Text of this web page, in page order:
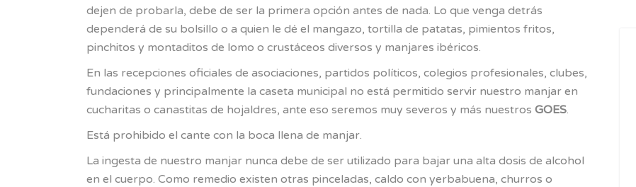
dejen de probarla, debe de ser la primera opción antes de nada. Lo que venga detrás
dependerá de su bolsillo o a quien le dé el mangazo, tortilla de patatas, pimientos fritos,
pinchitos y montaditos de lomo o crustáceos diversos y manjares ibéricos.
En las recepciones oficiales de asociaciones, partidos políticos, colegios profesionales, clubes,
fundaciones y principalmente la caseta municipal no está permitido servir nuestro manjar en
cucharitas o canastitas de hojaldres, ante eso seremos muy severos y más nuestros GOES.
Está prohibido el cante con la boca llena de manjar.
La ingesta de nuestro manjar nunca debe de ser utilizado para bajar una alta dosis de alcohol
en el cuerpo. Como remedio existen otras pinceladas, caldo con yerbabuena, churros o